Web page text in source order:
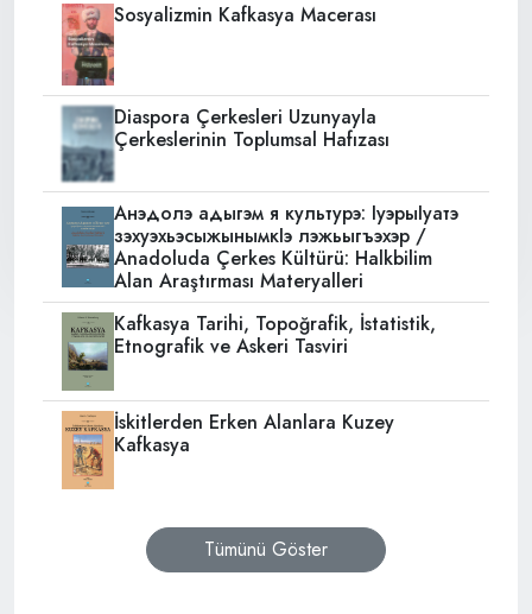
Sosyalizmin Kafkasya Macerası
Diaspora Çerkesleri Uzunyayla
Çerkeslerinin Toplumsal Hafızası
Анэдолэ адыгэм я культурэ: IуэрыIуатэ
зэхуэхьэсыжынымкIэ лэжьыгъэхэр /
Anadoluda Çerkes Kültürü: Halkbilim
Alan Araştırması Materyalleri
Kafkasya Tarihi, Topoğrafik, İstatistik,
Etnografik ve Askeri Tasviri
İskitlerden Erken Alanlara Kuzey
Kafkasya
Tümünü Göster